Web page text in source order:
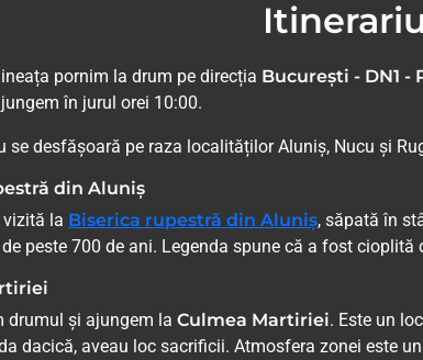
pornim la drum pe direcția București - DN1 -
în jurul orei 10:00.
se desfășoară pe raza localităților Aluniș, Nucu și
din Aluniș
vizită la Biserica rupestră din Aluniș, săpată în
peste 700 de ani. Legenda spune că a fost cioplită
drumul și ajungem la Culmea Martiriei. Este un
dacică, aveau loc sacrificii. Atmosfera zonei este